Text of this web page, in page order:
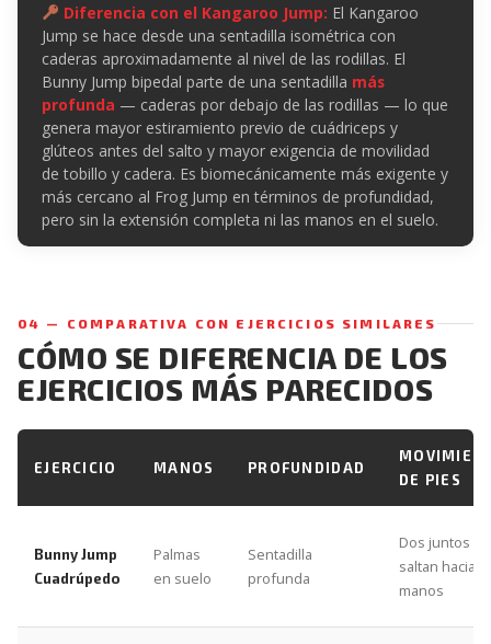
Diferencia con el Kangaroo Jump: El Kangaroo
Jump se hace desde una sentadilla isométrica con
caderas aproximadamente al nivel de las rodillas. El
Bunny Jump bipedal parte de una sentadilla más
profunda — caderas por debajo de las rodillas — lo que
genera mayor estiramiento previo de cuádriceps y
glúteos antes del salto y mayor exigencia de movilidad
de tobillo y cadera. Es biomecánicamente más exigente y
más cercano al Frog Jump en términos de profundidad,
pero sin la extensión completa ni las manos en el suelo.
04 — COMPARATIVA CON EJERCICIOS SIMILARES
CÓMO SE DIFERENCIA DE LOS
EJERCICIOS MÁS PARECIDOS
EJERCICIO MANOS PROFUNDIDAD
DE PIES
Bunny Jump
Cuadrúpedo
Palmas
en suelo
Sentadilla
profunda
Dos juntos —
saltan hacia
manos